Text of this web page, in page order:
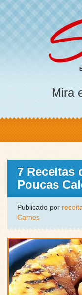
Mira
7 Receitas
Poucas
Publicado por
Carnes